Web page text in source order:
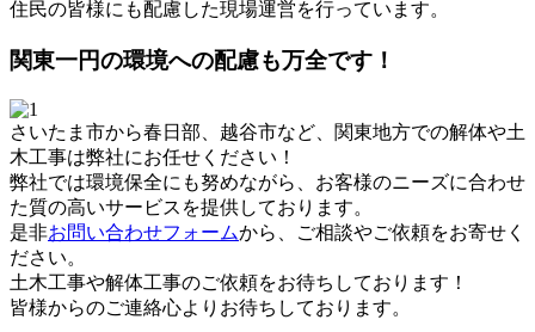
住民の皆様にも配慮した現場運営を行っています。
関東一円の環境への配慮も万全です！
さいたま市から春日部、越谷市など、関東地方での解体や土
木工事は弊社にお任せください！
弊社では環境保全にも努めながら、お客様のニーズに合わせ
た質の高いサービスを提供しております。
是非お問い合わせフォームから、ご相談やご依頼をお寄せく
ださい。
土木工事や解体工事のご依頼をお待ちしております！
皆様からのご連絡心よりお待ちしております。